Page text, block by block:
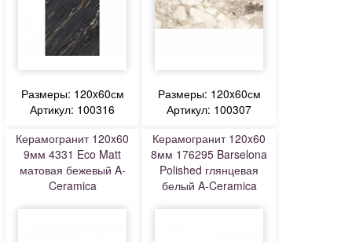
Размеры: 120x60см
Артикул: 100316
Размеры: 120x60см
Артикул: 100307
Керамогранит 120x60
9мм 4331 Eco Matt
матовая бежевый A-
Ceramica
Керамогранит 120x60
8мм 176295 Barselona
Polished глянцевая
белый A-Ceramica